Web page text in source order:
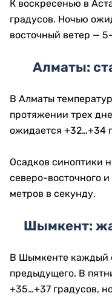
К воскресенью в
градусов. Ночью
восточный ветер —
Алматы:
В Алматы
протяжении трех
ожидается +32…+34
Осадков синоптики
северо-восточного
метров в секунду.
Шымкент:
В Шымкенте каждый
предыдущего. В
+35…+37 градусов,